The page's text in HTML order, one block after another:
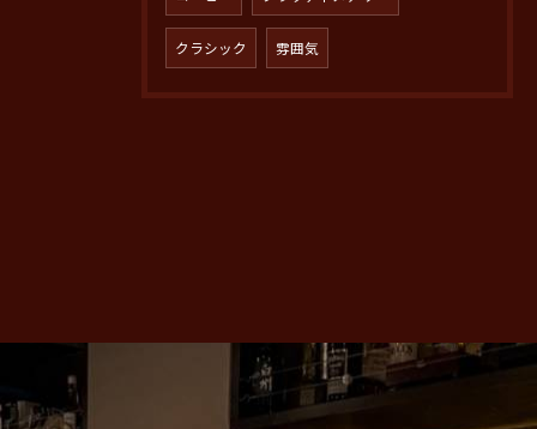
クラシック 雰囲気